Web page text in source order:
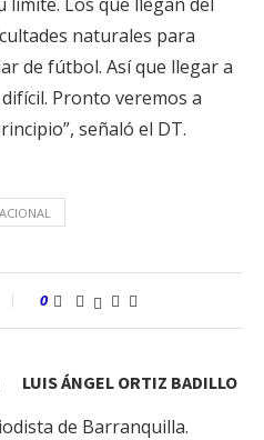
naturales para
de fútbol. Así que llegar a
Pronto veremos a
señaló el DT.
0
LUIS ÁNGEL ORTIZ BADILLO
de Barranquilla.